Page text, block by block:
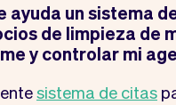
ayuda un sistema
de limpieza de
y controlar mi
sistema de citas